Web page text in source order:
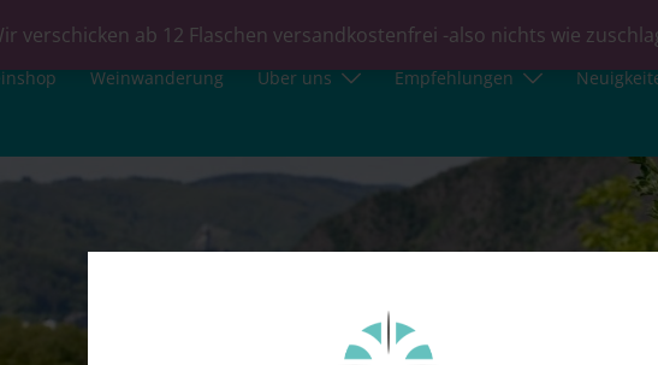
verschicken ab 12 Flaschen versandkostenfrei -also nichts wie
Weinwanderung Über uns Empfehlungen